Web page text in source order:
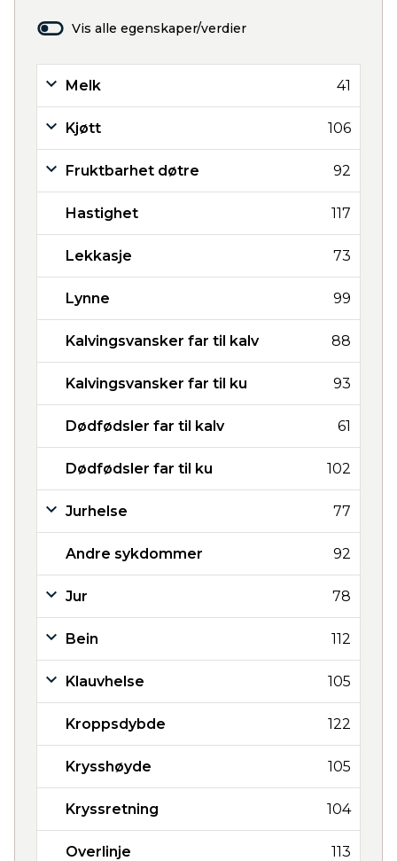
Vis alle egenskaper/verdier
Melk 41
Kjøtt 106
Fruktbarhet døtre 92
Hastighet 117
Lekkasje 73
Lynne 99
Kalvingsvansker far til kalv 88
Kalvingsvansker far til ku 93
Dødfødsler far til kalv 61
Dødfødsler far til ku 102
Jurhelse 77
Andre sykdommer 92
Jur 78
Bein 112
Klauvhelse 105
Kroppsdybde 122
Krysshøyde 105
Kryssretning 104
Overlinje 113